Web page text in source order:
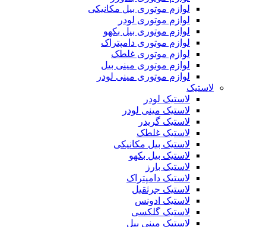
لوازم موتوری بیل مکانیکی
لوازم موتوری لودر
لوازم موتوری بیل بکهو
لوازم موتوری دامپتراک
لوازم موتوری غلطک
لوازم موتوری مینی بیل
لوازم موتوری مینی لودر
لاستیک
لاستیک لودر
لاستیک مینی لودر
لاستیک گریدر
لاستیک غلطک
لاستیک بیل مکانیکی
لاستیک بیل بکهو
لاستیک بارز
لاستیک دامپتراک
لاستیک جرثقیل
لاستیک ادونس
لاستیک گلکسی
لاستیک مینی بیل